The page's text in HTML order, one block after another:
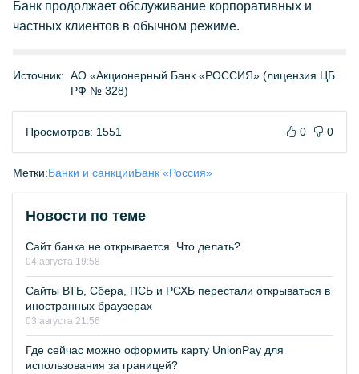
Банк продолжает обслуживание корпоративных и
частных клиентов в обычном режиме.
Источник: АО «Акционерный Банк «РОССИЯ» (лицензия ЦБ
РФ № 328)
Просмотров: 1551 0 0
Метки:Банки и санкцииБанк «Россия»
Новости по теме
Сайт банка не открывается. Что делать?
04 августа 19:58
Сайты ВТБ, Сбера, ПСБ и РСХБ перестали открываться в
иностранных браузерах
03 августа 21:56
Где сейчас можно оформить карту UnionPay для
использования за границей?